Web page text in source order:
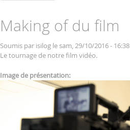
Making of du film
Soumis par isilog le sam, 29/10/2016 - 16:38
Le tournage de notre film vidéo.
Image de présentation: